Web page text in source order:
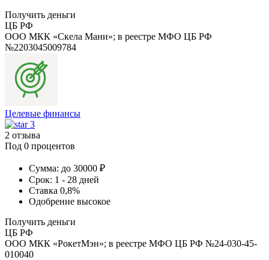
Получить деньги
ЦБ РФ
ООО МКК «Скела Мани»; в реестре МФО ЦБ РФ
№2203045009784
Целевые финансы
3
2 отзыва
Под 0 процентов
Сумма: до 30000 ₽
Срок: 1 - 28 дней
Ставка 0,8%
Одобрение высокое
Получить деньги
ЦБ РФ
ООО МКК «РокетМэн»; в реестре МФО ЦБ РФ №24-030-45-
010040